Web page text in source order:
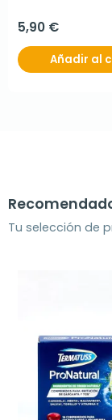
5,90 €
Añadir al
Tu selección de